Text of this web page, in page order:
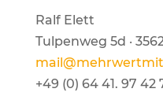
Ralf Elett
Tul­pen­weg 5d ·
+49 (0) 64 41. 97 42